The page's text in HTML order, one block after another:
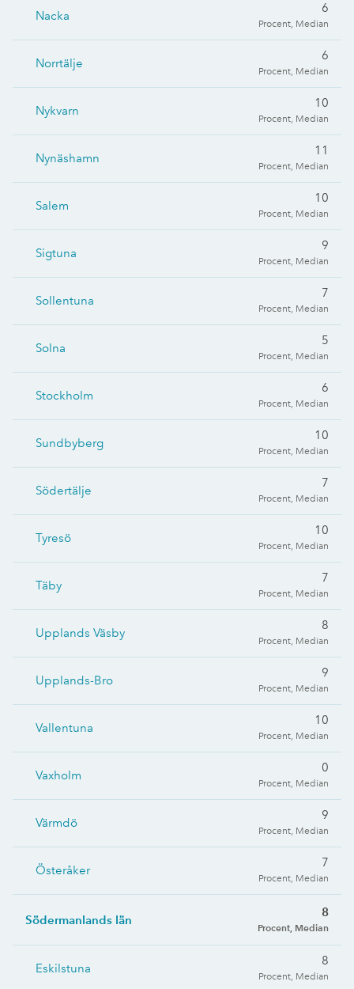
Nacka
6
Procent, Median
Norrtälje
6
Procent, Median
Nykvarn
10
Procent, Median
Nynäshamn
11
Procent, Median
Salem
10
Procent, Median
Sigtuna
9
Procent, Median
Sollentuna
7
Procent, Median
Solna
5
Procent, Median
Stockholm
6
Procent, Median
Sundbyberg
10
Procent, Median
Södertälje
7
Procent, Median
Tyresö
10
Procent, Median
Täby
7
Procent, Median
Upplands Väsby
8
Procent, Median
Upplands-Bro
9
Procent, Median
Vallentuna
10
Procent, Median
Vaxholm
0
Procent, Median
Värmdö
9
Procent, Median
Österåker
7
Procent, Median
Södermanlands län
8
Procent, Median
Eskilstuna
8
Procent, Median